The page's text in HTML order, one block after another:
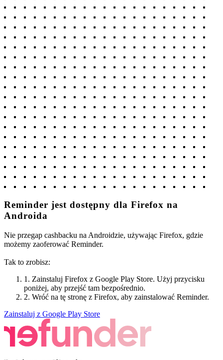
Reminder jest dostępny dla Firefox na
Androida
Nie przegap cashbacku na Androidzie, używając Firefox, gdzie
możemy zaoferować Reminder.
Tak to zrobisz:
1. Zainstaluj Firefox z Google Play Store. Użyj przycisku
poniżej, aby przejść tam bezpośrednio.
2. Wróć na tę stronę z Firefox, aby zainstalować Reminder.
Zainstaluj z Google Play Store